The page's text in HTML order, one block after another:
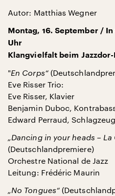
Autor: Matthias Wegner
Montag, 16. September /
Uhr
Klangvielfalt beim
"En Corps“
Eve Risser Trio:
Eve Risser, Klavier
Benjamin Duboc,
Edward Perraud, Schlagzeug
„Dancing in your heads – La
(Deutschlandpremiere)
Orchestre National de Jazz
Leitung: Frédéric Maurin
„No Tongues“